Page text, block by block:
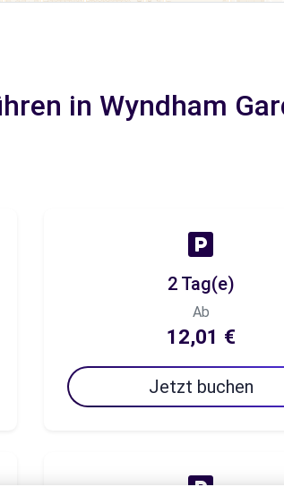
in Wyndham
2 Tag(e)
Ab
12,01 €
Jetzt buchen